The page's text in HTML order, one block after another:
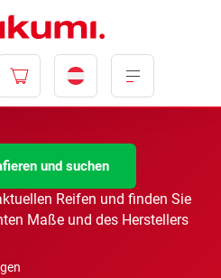
und suchen
Reifen und finden Sie
Maße und des Herstellers